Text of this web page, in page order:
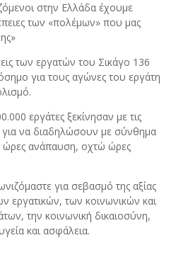
στην Ελλάδα έχουμε
των «πολέμων» που μας
των εργατών του Σικάγο 136
για τους αγώνες του εργάτη
εργάτες ξεκίνησαν με τις
για να διαδηλώσουν με σύνθημα
ανάπαυση, οχτώ ώρες
για σεβασμό της αξίας
εργατικών, των κοινωνικών και
την κοινωνική δικαιοσύνη,
και ασφάλεια.